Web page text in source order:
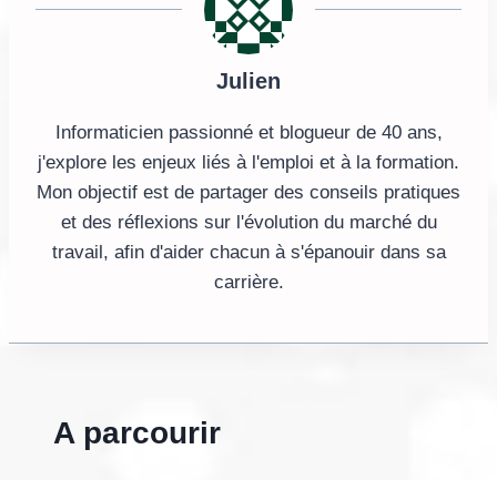
Julien
Informaticien passionné et blogueur de 40 ans,
j'explore les enjeux liés à l'emploi et à la formation.
Mon objectif est de partager des conseils pratiques
et des réflexions sur l'évolution du marché du
travail, afin d'aider chacun à s'épanouir dans sa
carrière.
A parcourir